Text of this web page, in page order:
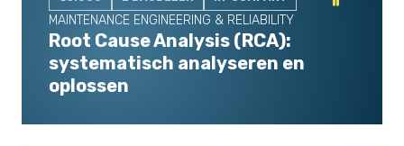
MAINTENANCE ENGINEERING & RELIABILITY
Root Cause Analysis (RCA):
systematisch analyseren en
oplossen